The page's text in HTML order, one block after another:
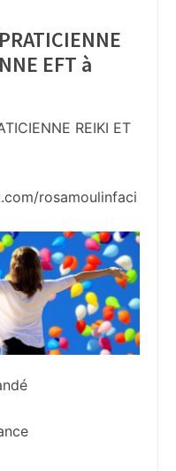
EFT à
REIKI ET
rosamoulinfaci